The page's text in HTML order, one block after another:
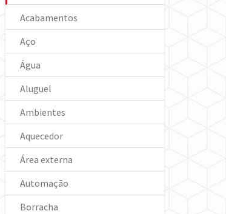
Acabamentos
Aço
Água
Aluguel
Ambientes
Aquecedor
Área externa
Automação
Borracha